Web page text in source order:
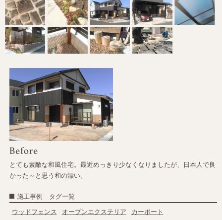
とても素敵な和風住宅。最近めっきり少なくなりましたが、日本人で良
かった～と思う和の漂い。
施工事例 タグ一覧
ウッドフェンス オープンエクステリア
カーポート